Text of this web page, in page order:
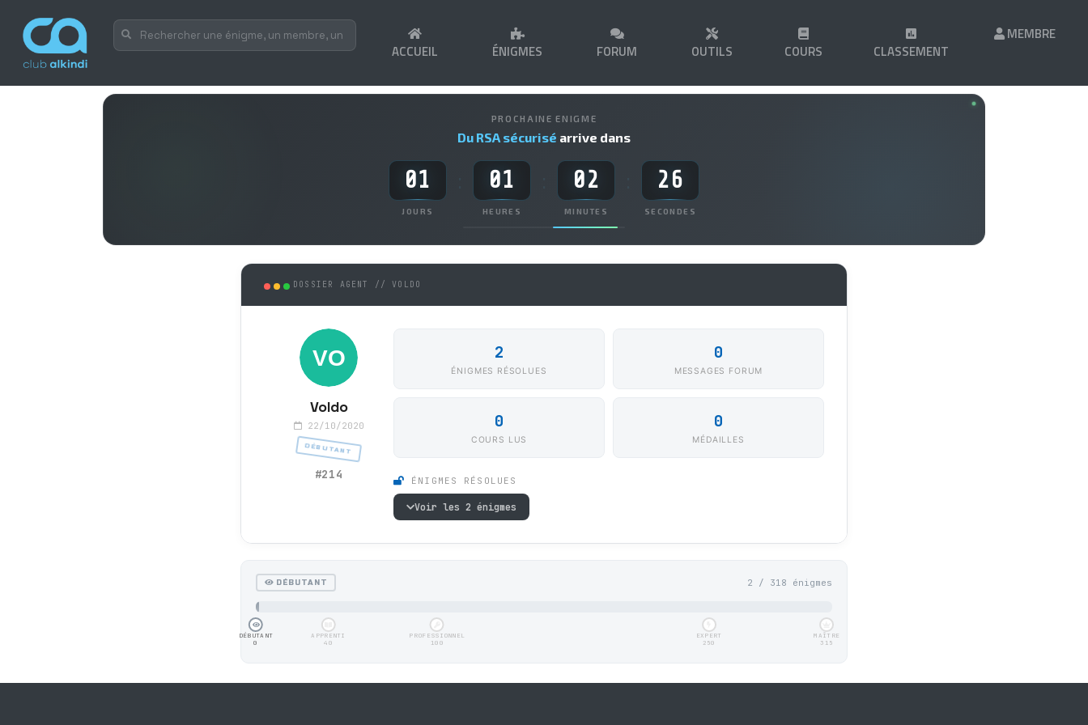
ACCUEIL ÉNIGMES FORUM OUTILS COURS CLASSEMENT
MEMBRE
PROCHAINE ENIGME
Du RSA sécurisé arrive dans
01
JOURS
01
HEURES
02
MINUTES
26
SECONDES
DOSSIER AGENT // VOLDO
Voldo
22/10/2020
DÉBUTANT
#214
2
ÉNIGMES RÉSOLUES
0
MESSAGES FORUM
0
COURS LUS
0
MÉDAILLES
ÉNIGMES RÉSOLUES
Voir les 2 énigmes
DÉBUTANT 2 / 318 énigmes
DÉBUTANT
0
APPRENTI
40
PROFESSIONNEL
100
EXPERT
250
MAÎTRE
315